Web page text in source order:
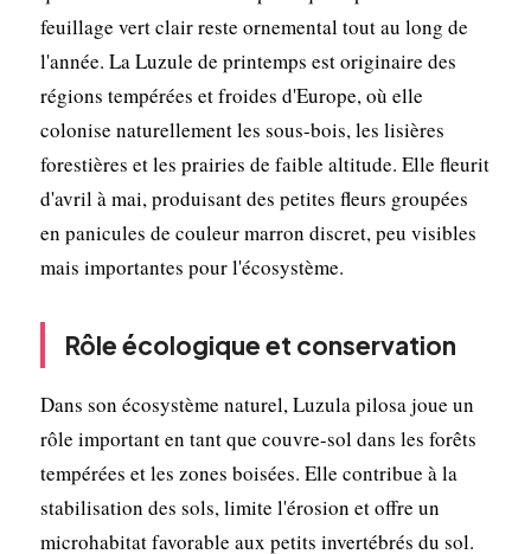
feuillage vert clair reste ornemental tout au long de
l'année. La Luzule de printemps est originaire des
régions tempérées et froides d'Europe, où elle
colonise naturellement les sous-bois, les lisières
forestières et les prairies de faible altitude. Elle fleurit
d'avril à mai, produisant des petites fleurs groupées
en panicules de couleur marron discret, peu visibles
mais importantes pour l'écosystème.
Rôle écologique et conservation
Dans son écosystème naturel, Luzula pilosa joue un
rôle important en tant que couvre-sol dans les forêts
tempérées et les zones boisées. Elle contribue à la
stabilisation des sols, limite l'érosion et offre un
microhabitat favorable aux petits invertébrés du sol.